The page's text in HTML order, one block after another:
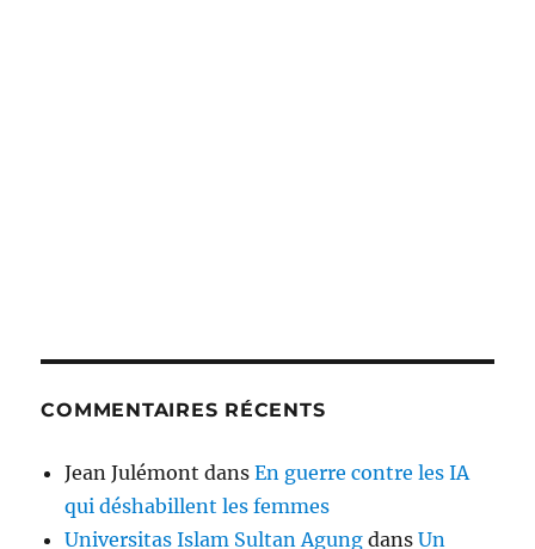
COMMENTAIRES RÉCENTS
Jean Julémont dansEn guerre contre les IA
qui déshabillent les femmes
Universitas Islam Sultan Agung dansUn